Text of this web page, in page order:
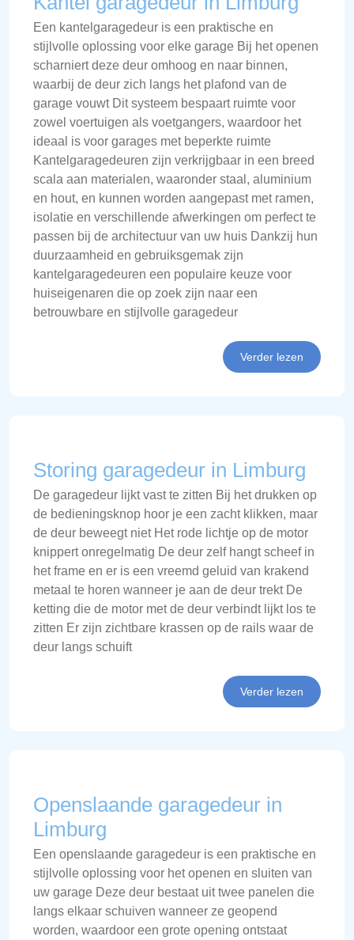
Een kantelgaragedeur is een praktische en
stijlvolle oplossing voor elke garage Bij het openen
scharniert deze deur omhoog en naar binnen,
waarbij de deur zich langs het plafond van de
garage vouwt Dit systeem bespaart ruimte voor
zowel voertuigen als voetgangers, waardoor het
ideaal is voor garages met beperkte ruimte
Kantelgaragedeuren zijn verkrijgbaar in een breed
scala aan materialen, waaronder staal, aluminium
en hout, en kunnen worden aangepast met ramen,
isolatie en verschillende afwerkingen om perfect te
passen bij de architectuur van uw huis Dankzij hun
duurzaamheid en gebruiksgemak zijn
kantelgaragedeuren een populaire keuze voor
huiseigenaren die op zoek zijn naar een
betrouwbare en stijlvolle garagedeur
Verder lezen
Storing garagedeur in Limburg
De garagedeur lijkt vast te zitten Bij het drukken op
de bedieningsknop hoor je een zacht klikken, maar
de deur beweegt niet Het rode lichtje op de motor
knippert onregelmatig De deur zelf hangt scheef in
het frame en er is een vreemd geluid van krakend
metaal te horen wanneer je aan de deur trekt De
ketting die de motor met de deur verbindt lijkt los te
zitten Er zijn zichtbare krassen op de rails waar de
deur langs schuift
Verder lezen
Openslaande garagedeur in
Limburg
Een openslaande garagedeur is een praktische en
stijlvolle oplossing voor het openen en sluiten van
uw garage Deze deur bestaat uit twee panelen die
langs elkaar schuiven wanneer ze geopend
worden, waardoor een grote opening ontstaat